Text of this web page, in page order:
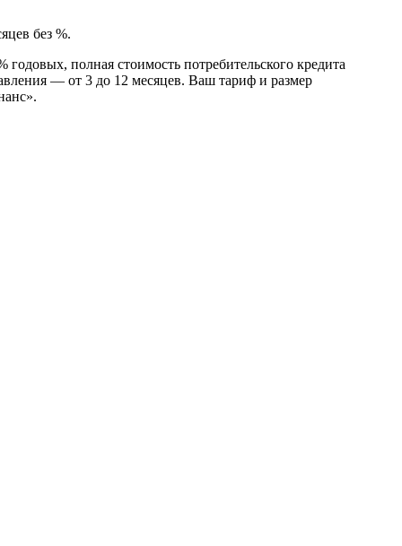
без %.
полная стоимость потребительского кредита
— от 3 до 12 месяцев. Ваш тариф и размер